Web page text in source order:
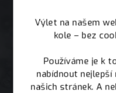
Výlet na našem
kole – bez
Používáme je k
nabídnout
našich stránek. A